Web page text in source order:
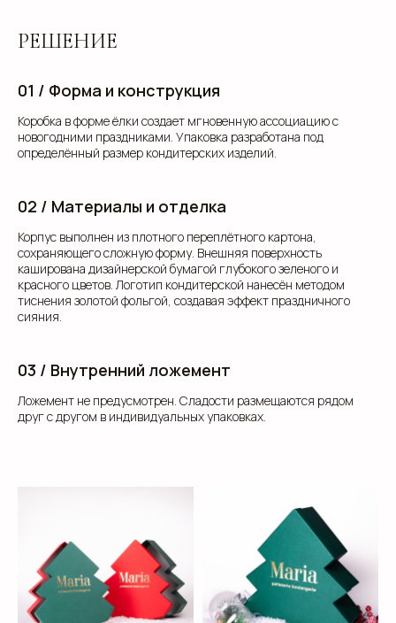
РЕШЕНИЕ
01 / Форма и конструкция
Коробка в форме ёлки создает мгновенную ассоциацию с
новогодними праздниками. Упаковка разработана под
определённый размер кондитерских изделий.
02 / Материалы и отделка
Корпус выполнен из плотного переплётного картона,
сохраняющего сложную форму. Внешняя поверхность
каширована дизайнерской бумагой глубокого зеленого и
красного цветов. Логотип кондитерской нанесён методом
тиснения золотой фольгой, создавая эффект праздничного
сияния.
03 / Внутренний ложемент
Ложемент не предусмотрен. Сладости размещаются рядом
друг с другом в индивидуальных упаковках.
Свяжитесь с нами для консультации. Мы обсудим
ваши потребности, предложим варианты и
МЫ ПОДБЕРЕМ ДЛЯ ВАС
ИДЕАЛЬНОЕ РЕШЕНИЕ